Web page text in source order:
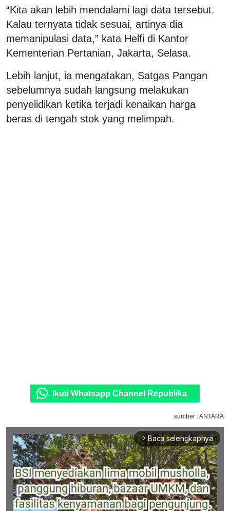
“Kita akan lebih mendalami lagi data tersebut.
Kalau ternyata tidak sesuai, artinya dia
memanipulasi data,” kata Helfi di Kantor
Kementerian Pertanian, Jakarta, Selasa.
Lebih lanjut, ia mengatakan, Satgas Pangan
sebelumnya sudah langsung melakukan
penyelidikan ketika terjadi kenaikan harga
beras di tengah stok yang melimpah.
Ikuti Whatsapp Channel Republika
sumber : ANTARA
arrow_forward_ios Baca selengkapnya